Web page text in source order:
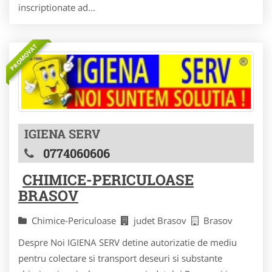
inscriptionate ad...
PROMOVAT
IGIENA SERV
0774060606
CHIMICE-PERICULOASE
BRASOV
Chimice-Periculoase judet Brasov
Brasov
Despre Noi IGIENA SERV detine autorizatie de mediu
pentru colectare si transport deseuri si substante